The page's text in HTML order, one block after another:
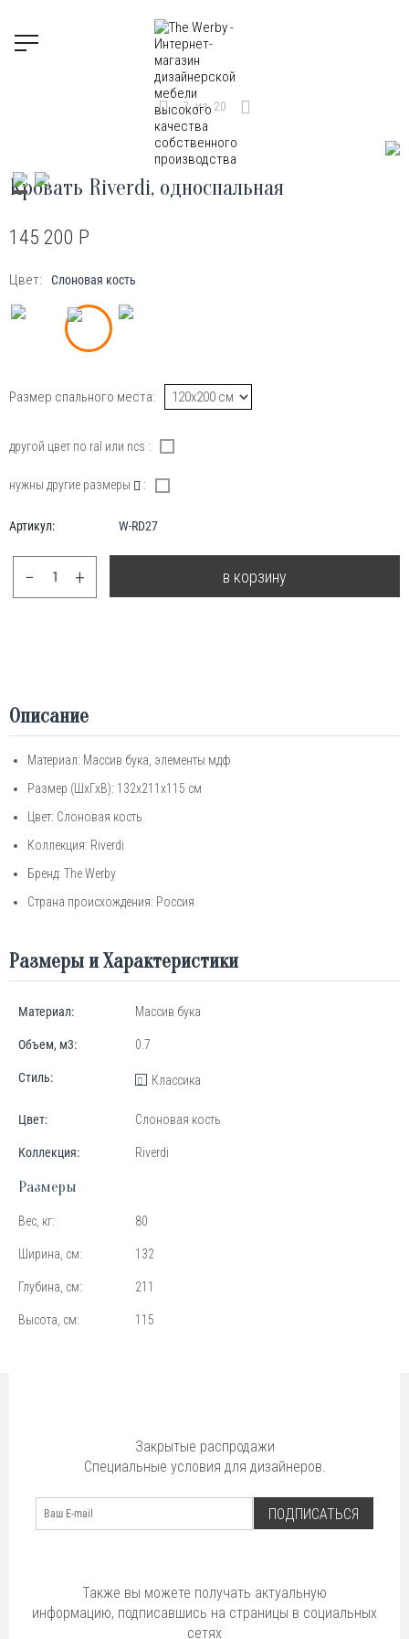
7 из 20
Кровать Riverdi, односпальная
145 200 Р
Цвет: Слоновая кость
Размер спального места:
другой цвет по ral или ncs :
нужны другие размеры :
Артикул: W-RD27
+
− в корзину
Описание
Материал: Массив бука, элементы мдф
Размер (ШхГхВ): 132х211х115 см
Цвет: Слоновая кость
Коллекция: Riverdi
Бренд: TheWerby
Страна происхождения: Россия
Размеры и Характеристики
Материал: Массив бука
Объем, м3: 0.7
Стиль: Классика
Цвет: Слоновая кость
Коллекция: Riverdi
Размеры
Вес, кг: 80
Ширина, см: 132
Глубина, см: 211
Высота, см: 115
Закрытые распродажи
Специальные условия для дизайнеров.
ПОДПИСАТЬСЯ
Также вы можете получать актуальную
информацию, подписавшись на страницы в социальных
сетях